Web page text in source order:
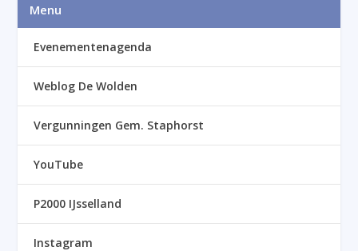
Menu
Evenementenagenda
Weblog De Wolden
Vergunningen Gem. Staphorst
YouTube
P2000 IJsselland
Instagram